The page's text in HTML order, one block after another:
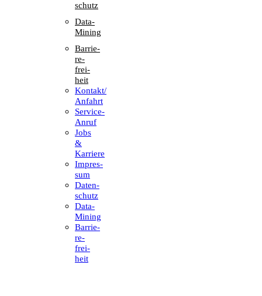
schutz
Data-
Mining
Barrie­
re­
frei­
heit
Kontakt/​​
Anfahrt
Service-
Anruf
Jobs
&
Karriere
Impres­
sum
Daten­
schutz
Data-
Mining
Barrie­
re­
frei­
heit